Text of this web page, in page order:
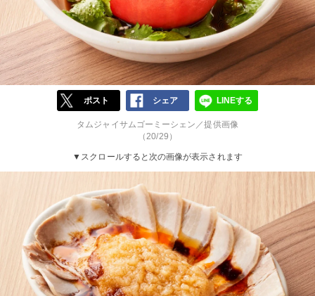
ポスト シェア LINEする
タムジャイサムゴーミーシェン／提供画像
（20/29）
▼スクロールすると次の画像が表示されます